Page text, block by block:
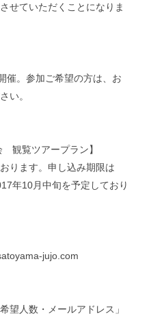
せていただくことになりま
催。参加ご希望の方は、お
い。
観覧ツアープラン】
ります。申し込み期限は
年10月中旬を予定しており
jujo.com
望人数・メールアドレス」